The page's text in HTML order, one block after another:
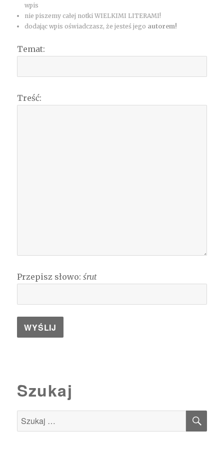
wpis
nie piszemy całej notki WIELKIMI LITERAMI!
dodając wpis oświadczasz, że jesteś jego autorem!
Temat:
Treść:
Przepisz słowo:śrut
Szukaj
Szukaj: